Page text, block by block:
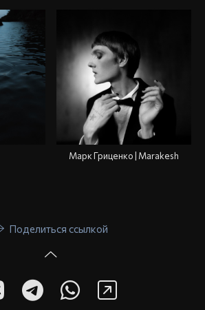
Марк Гриценко | Marakesh
Поделиться ссылкой